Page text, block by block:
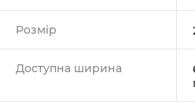
Розмір
Доступна ширина